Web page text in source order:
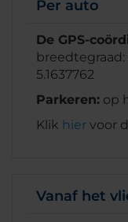
Per auto
De GPS-
5.1637762
Parkeren: op
Klik hier voor
Vanaf het